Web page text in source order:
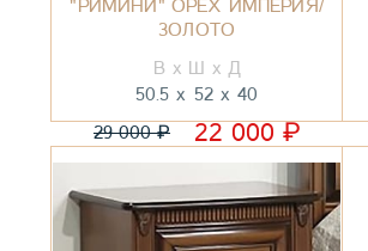
"РИМИНИ" ОРЕХ ИМПЕРИЯ/
ЗОЛОТО
50.5 52
40
29 000₽ 22 000 ₽